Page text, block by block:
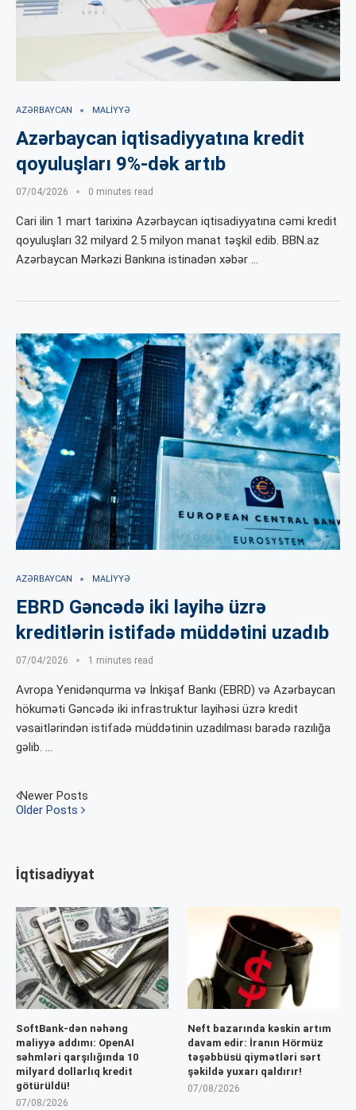
AZƏRBAYCAN MALIYYƏ
Azərbaycan iqtisadiyyatına kredit
qoyuluşları 9%-dək artıb
07/04/2026 0 minutes read
Cari ilin 1 mart tarixinə Azərbaycan iqtisadiyyatına cəmi kredit
qoyuluşları 32 milyard 2.5 milyon manat təşkil edib. BBN.az
Azərbaycan Mərkəzi Bankına istinadən xəbər …
AZƏRBAYCAN MALIYYƏ
EBRD Gəncədə iki layihə üzrə
kreditlərin istifadə müddətini uzadıb
07/04/2026 1 minutes read
Avropa Yenidənqurma və İnkişaf Bankı (EBRD) və Azərbaycan
hökuməti Gəncədə iki infrastruktur layihəsi üzrə kredit
vəsaitlərindən istifadə müddətinin uzadılması barədə razılığa
gəlib. …
Newer Posts
Older Posts
İqtisadiyyat
SoftBank-dən nəhəng
maliyyə addımı: OpenAI
səhmləri qarşılığında 10
milyard dollarlıq kredit
götürüldü!
07/08/2026
Neft bazarında kəskin artım
davam edir: İranın Hörmüz
təşəbbüsü qiymətləri sərt
şəkildə yuxarı qaldırır!
07/08/2026